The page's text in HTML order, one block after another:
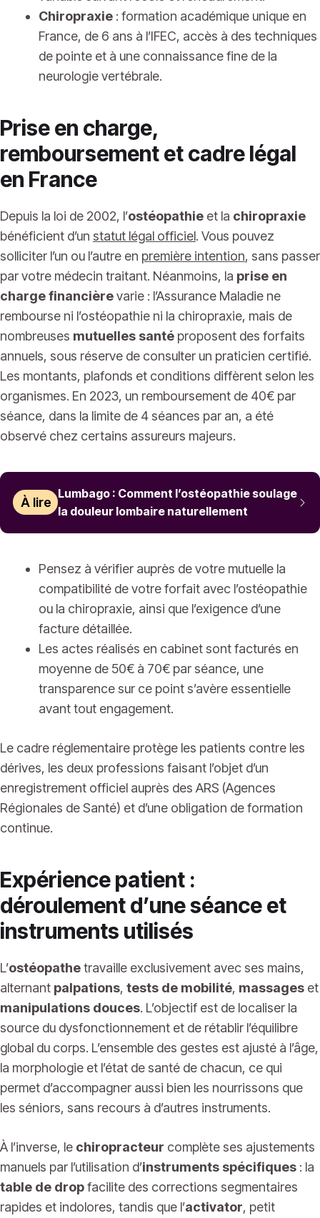
Chiropraxie : formation académique unique en
France, de 6 ans à l’IFEC, accès à des techniques
de pointe et à une connaissance fine de la
neurologie vertébrale.
Prise en charge,
remboursement et cadre légal
en France
Depuis la loi de 2002, l’ostéopathie et la chiropraxie
bénéficient d’un statut légal officiel. Vous pouvez
solliciter l’un ou l’autre en première intention, sans passer
par votre médecin traitant. Néanmoins, la prise en
charge financièrevarie : l’Assurance Maladie ne
rembourse ni l’ostéopathie ni la chiropraxie, mais de
nombreuses mutuelles santé proposent des forfaits
annuels, sous réserve de consulter un praticien certifié.
Les montants, plafonds et conditions diffèrent selon les
organismes. En 2023, un remboursement de 40€ par
séance, dans la limite de 4 séances par an, a été
observé chez certains assureurs majeurs.
À lire
Lumbago : Comment l’ostéopathie soulage
la douleur lombaire naturellement
Pensez à vérifier auprès de votre mutuelle la
compatibilité de votre forfait avec l’ostéopathie
ou la chiropraxie, ainsi que l’exigence d’une
facture détaillée.
Les actes réalisés en cabinet sont facturés en
moyenne de 50€ à 70€ par séance, une
transparence sur ce point s’avère essentielle
avant tout engagement.
Le cadre réglementaire protège les patients contre les
dérives, les deux professions faisant l’objet d’un
enregistrement officiel auprès des ARS (Agences
Régionales de Santé) et d’une obligation de formation
continue.
Expérience patient :
déroulement d’une séance et
instruments utilisés
L’ostéopathetravaille exclusivement avec ses mains,
alternant palpations, tests de mobilité, massages et
manipulations douces. L’objectif est de localiser la
source du dysfonctionnement et de rétablir l’équilibre
global du corps. L’ensemble des gestes est ajusté à l’âge,
la morphologie et l’état de santé de chacun, ce qui
permet d’accompagner aussi bien les nourrissons que
les séniors, sans recours à d’autres instruments.
À l’inverse, le chiropracteur complète ses ajustements
manuels par l’utilisation d’instruments spécifiques : la
table de dropfacilite des corrections segmentaires
rapides et indolores, tandis que l’activator, petit